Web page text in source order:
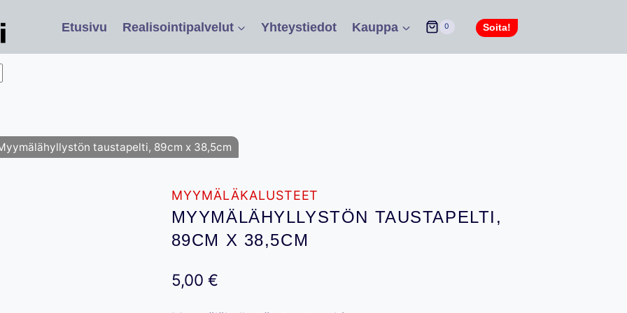
Etusivu Realisointipalvelut Yhteystiedot Kauppa 0 Soita!
taustapelti, 89cm x 38,5cm
MYYMÄLÄKALUSTEET
MYYMÄLÄHYLLYSTÖN TAUSTAPELTI,
89CM X 38,5CM
5,00 €